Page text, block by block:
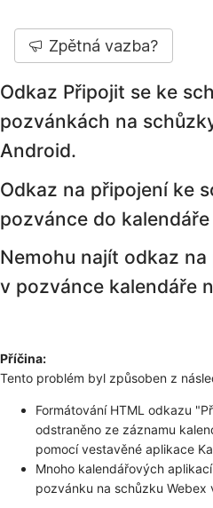
Zpětná vazba?
Odkaz Připojit se ke
pozvánkách na
Android.
Odkaz na připojení ke
pozvánce do
Nemohu najít odkaz
v pozvánce kalendáře
Příčina:
Tento problém byl způsoben z
Formátování HTML odkazu
odstraněno ze záznamu
pomocí vestavěné aplikace
Mnoho kalendářových
pozvánku na schůzku